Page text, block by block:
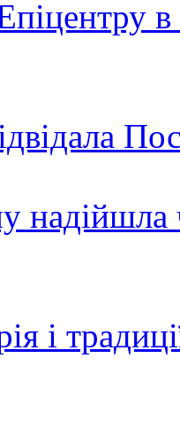
надійшла
і